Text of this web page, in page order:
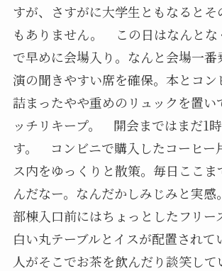
すが、さすがに大学生ともなるとそ
もありません。 この日はなんとな
で早めに会場入り。なんと会場一
演の聞きやすい席を確保。本とコン
詰まったやや重めのリュックを置い
ッチリキープ。 開会まではまだ1
す。 コンビニで購入したコーヒー
ス内をゆっくりと散策。毎日ここま
んだなー。なんだかしみじみと実感
部棟入口前にはちょっとしたフリー
白い丸テーブルとイスが配置されて
人がそこでお茶を飲んだり談笑して